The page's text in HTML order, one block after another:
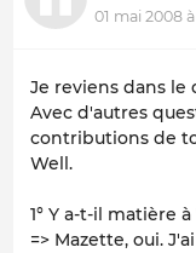
01 mai 2008
Je reviens dans le
Avec d'autres
contributions de
Well.
1° Y a-t-il matière
=> Mazette, oui.